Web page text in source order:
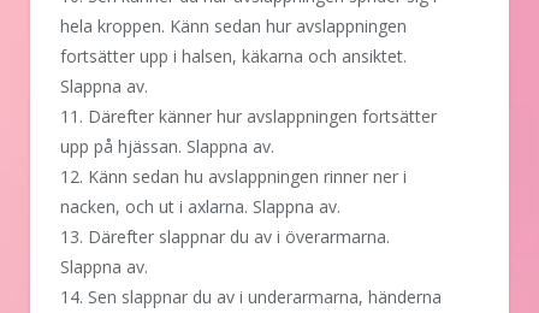
hela kroppen. Känn sedan hur avslappningen
fortsätter upp i halsen, käkarna och ansiktet.
Slappna av.
11. Därefter känner hur avslappningen fortsätter
upp på hjässan. Slappna av.
12. Känn sedan hu avslappningen rinner ner i
nacken, och ut i axlarna. Slappna av.
13. Därefter slappnar du av i överarmarna.
Slappna av.
14. Sen slappnar du av i underarmarna, händerna